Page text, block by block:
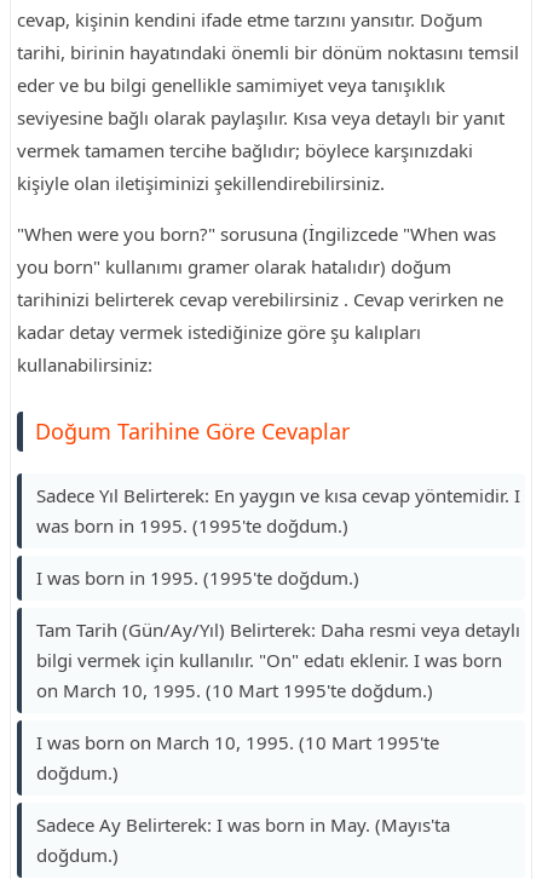
cevap, kişinin kendini ifade etme tarzını yansıtır. Doğum
tarihi, birinin hayatındaki önemli bir dönüm noktasını temsil
eder ve bu bilgi genellikle samimiyet veya tanışıklık
seviyesine bağlı olarak paylaşılır. Kısa veya detaylı bir yanıt
vermek tamamen tercihe bağlıdır; böylece karşınızdaki
kişiyle olan iletişiminizi şekillendirebilirsiniz.
"When were you born?" sorusuna (İngilizcede "When was
you born" kullanımı gramer olarak hatalıdır) doğum
tarihinizi belirterek cevap verebilirsiniz . Cevap verirken ne
kadar detay vermek istediğinize göre şu kalıpları
kullanabilirsiniz:
Doğum Tarihine Göre Cevaplar
Sadece Yıl Belirterek: En yaygın ve kısa cevap yöntemidir. I
was born in 1995. (1995'te doğdum.)
I was born in 1995. (1995'te doğdum.)
Tam Tarih (Gün/Ay/Yıl) Belirterek: Daha resmi veya detaylı
bilgi vermek için kullanılır. "On" edatı eklenir. I was born
on March 10, 1995. (10 Mart 1995'te doğdum.)
I was born on March 10, 1995. (10 Mart 1995'te
doğdum.)
Sadece Ay Belirterek: I was born in May. (Mayıs'ta
doğdum.)